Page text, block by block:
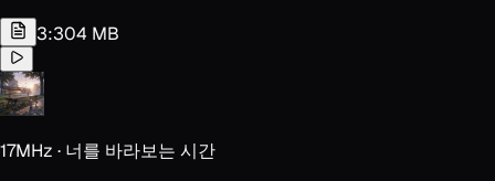
3:304 MB
17MHz · 너를 바라보는 시간